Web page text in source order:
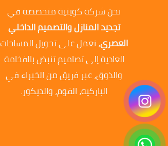
نحن شركة كويتية متخصصة في
تجديد المنازل والتصميم الداخلي
العصري، نعمل على تحويل المساحات
العادية إلى تصاميم تنبض بالفخامة
والذوق، عبر فريق من الخبراء في
الباركيه، الفوم، والديكور.